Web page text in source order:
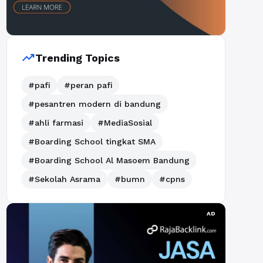
trending_upTrending Topics
#pafi
#peran pafi
#pesantren modern di bandung
#ahli farmasi
#MediaSosial
#Boarding School tingkat SMA
#Boarding School Al Masoem Bandung
#Sekolah Asrama
#bumn #cpns
AD